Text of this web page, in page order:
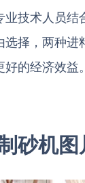
技术人员
择，两种
的经济效益。
砂机图